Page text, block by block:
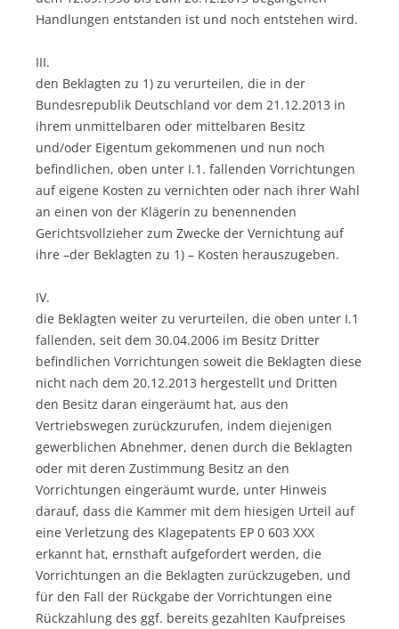
Handlungen entstanden ist und noch entstehen wird.
III.
den Beklagten zu 1) zu verurteilen, die in der
Bundesrepublik Deutschland vor dem 21.12.2013 in
ihrem unmittelbaren oder mittelbaren Besitz
und/oder Eigentum gekommenen und nun noch
befindlichen, oben unter I.1. fallenden Vorrichtungen
auf eigene Kosten zu vernichten oder nach ihrer Wahl
an einen von der Klägerin zu benennenden
Gerichtsvollzieher zum Zwecke der Vernichtung auf
ihre –der Beklagten zu 1) – Kosten herauszugeben.
IV.
die Beklagten weiter zu verurteilen, die oben unter I.1
fallenden, seit dem 30.04.2006 im Besitz Dritter
befindlichen Vorrichtungen soweit die Beklagten diese
nicht nach dem 20.12.2013 hergestellt und Dritten
den Besitz daran eingeräumt hat, aus den
Vertriebswegen zurückzurufen, indem diejenigen
gewerblichen Abnehmer, denen durch die Beklagten
oder mit deren Zustimmung Besitz an den
Vorrichtungen eingeräumt wurde, unter Hinweis
darauf, dass die Kammer mit dem hiesigen Urteil auf
eine Verletzung des Klagepatents EP 0 603 XXX
erkannt hat, ernsthaft aufgefordert werden, die
Vorrichtungen an die Beklagten zurückzugeben, und
für den Fall der Rückgabe der Vorrichtungen eine
Rückzahlung des ggf. bereits gezahlten Kaufpreises